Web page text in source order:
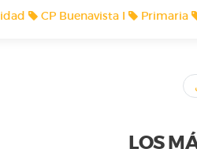
libro Versos para comérselos de
por estar apretado en
CP Buenavista I Primaria
LOS